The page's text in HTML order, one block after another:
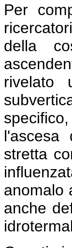
Per
della
rivelato
l'ascesa
stretta
anomalo
anche